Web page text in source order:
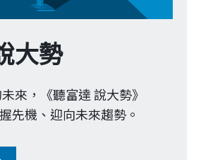
來，《聽富達 說大勢》
先機、迎向未來趨勢。